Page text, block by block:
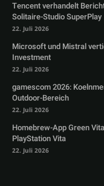
Tencent verhandelt
Solitaire-Studio SuperPlay
22. Juli 2026
Microsoft und Mistral
Investment
22. Juli 2026
gamescom 2026:
Outdoor-Bereich
22. Juli 2026
Homebrew-App Green
PlayStation Vita
22. Juli 2026